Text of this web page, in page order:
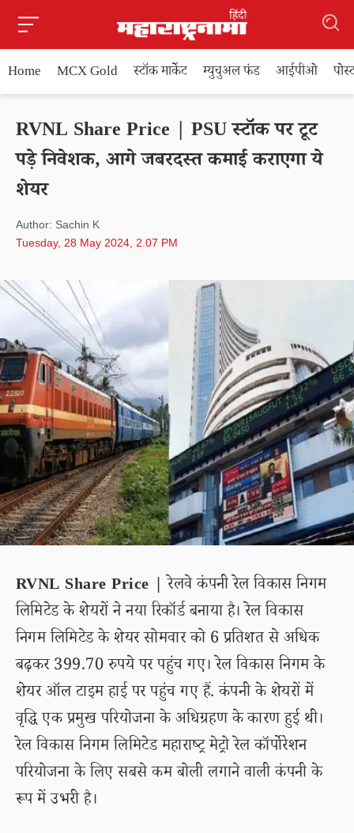
Home MCX Gold स्टॉक मार्केट म्युचुअल फंड आईपीओ
RVNL Share Price | PSU स्टॉक पर टूट
पड़े निवेशक, आगे जबरदस्त कमाई कराएगा ये
शेयर
Author: Sachin K
Tuesday, 28 May 2024, 2.07 PM
RVNL Share Price | रेलवे कंपनी रेल विकास निगम
लिमिटेड के शेयरों ने नया रिकॉर्ड बनाया है। रेल विकास
निगम लिमिटेड के शेयर सोमवार को 6 प्रतिशत से अधिक
बढ़कर 399.70 रुपये पर पहुंच गए। रेल विकास निगम के
शेयर ऑल टाइम हाई पर पहुंच गए हैं. कंपनी के शेयरों में
वृद्धि एक प्रमुख परियोजना के अधिग्रहण के कारण हुई थी।
रेल विकास निगम लिमिटेड महाराष्ट्र मेट्रो रेल कॉर्पोरेशन
परियोजना के लिए सबसे कम बोली लगाने वाली कंपनी के
रूप में उभरी है।